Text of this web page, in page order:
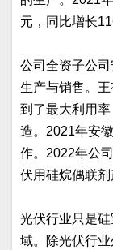
元，同比增长
公司全资子公司
生产与销售。
到了最大利用
造。2021年安
作。2022年公
伏用硅烷偶联剂
光伏行业只是
域。除光伏行